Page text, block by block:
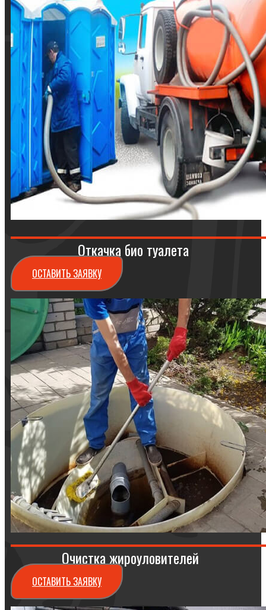
Откачка био туалета
ОСТАВИТЬ ЗАЯВКУ
Очистка жироуловителей
ОСТАВИТЬ ЗАЯВКУ